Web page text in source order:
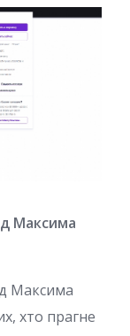
Максима
Максима
хто прагне